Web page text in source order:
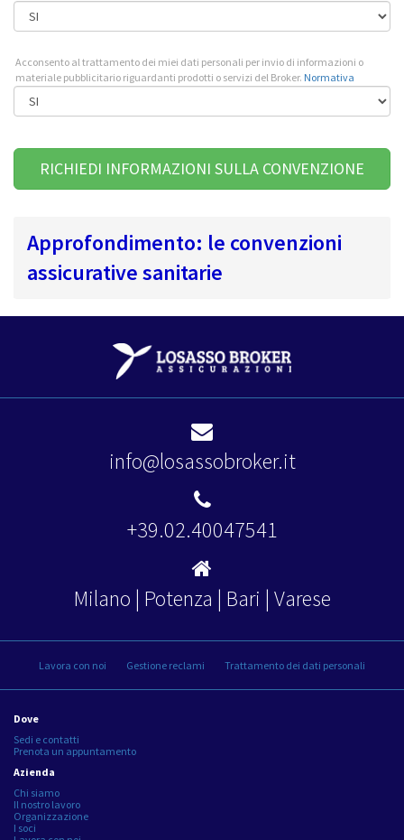
Acconsento al trattamento dei miei dati personali per invio di informazioni o
materiale pubblicitario riguardanti prodotti o servizi del Broker. Normativa
Approfondimento: le convenzioni
assicurative sanitarie
info@losassobroker.it
+39.02.40047541
Milano | Potenza | Bari | Varese
Lavora con noi Gestione reclami Trattamento dei dati personali
Dove
Sedi e contatti
Prenota un appuntamento
Azienda
Chi siamo
Il nostro lavoro
Organizzazione
I soci